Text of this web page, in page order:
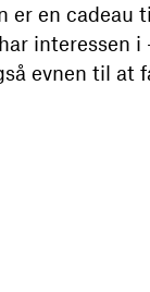
er en cadeau
interessen i
evnen til at